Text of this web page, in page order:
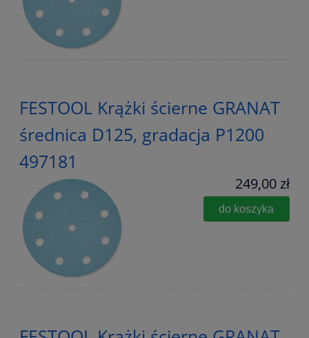
FESTOOL Krążki ścierne GRANAT
średnica D125, gradacja P1200
497181
249,00 zł
do koszyka